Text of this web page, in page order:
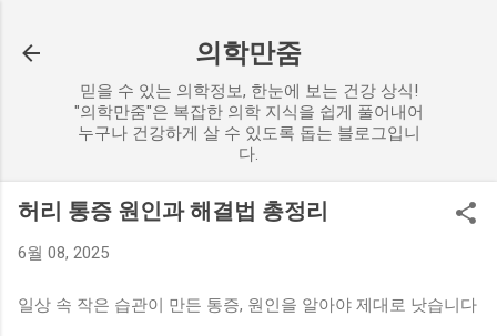
의학만줌
믿을 수 있는 의학정보, 한눈에 보는 건강 상식!
"의학만줌"은 복잡한 의학 지식을 쉽게 풀어내어
누구나 건강하게 살 수 있도록 돕는 블로그입니
다.
허리 통증 원인과 해결법 총정리
6월 08, 2025
일상 속 작은 습관이 만든 통증, 원인을 알아야 제대로 낫습니다